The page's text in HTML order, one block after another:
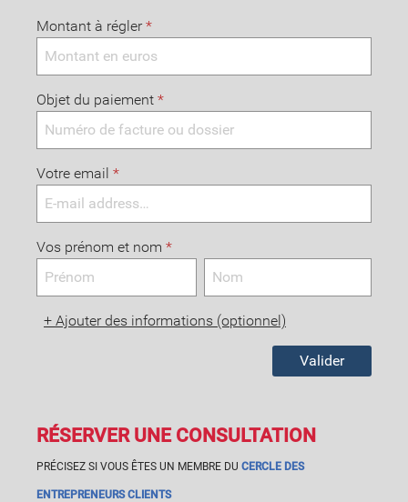
Montant à régler *
Objet du paiement *
Votre email *
Vos prénom et nom *
+ Ajouter des informations (optionnel)
Valider
RÉSERVER UNE CONSULTATION
PRÉCISEZ SI VOUS ÊTES UN MEMBRE DU CERCLE DES
ENTREPRENEURS CLIENTS